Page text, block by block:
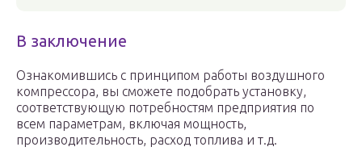
В заключение
Ознакомившись с принципом работы воздушного
компрессора, вы сможете подобрать установку,
соответствующую потребностям предприятия по
всем параметрам, включая мощность,
производительность, расход топлива и т.д.